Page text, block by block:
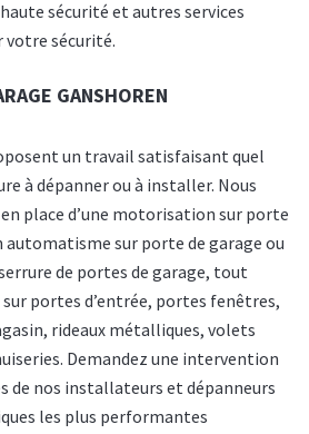
sécurité et autres services
votre sécurité.
GANSHOREN
un travail satisfaisant quel
à dépanner ou à installer. Nous
place d’une motorisation sur porte
automatisme sur porte de garage ou
de portes de garage, tout
portes d’entrée, portes fenêtres,
rideaux métalliques, volets
Demandez une intervention
de nos installateurs et dépanneurs
les plus performantes